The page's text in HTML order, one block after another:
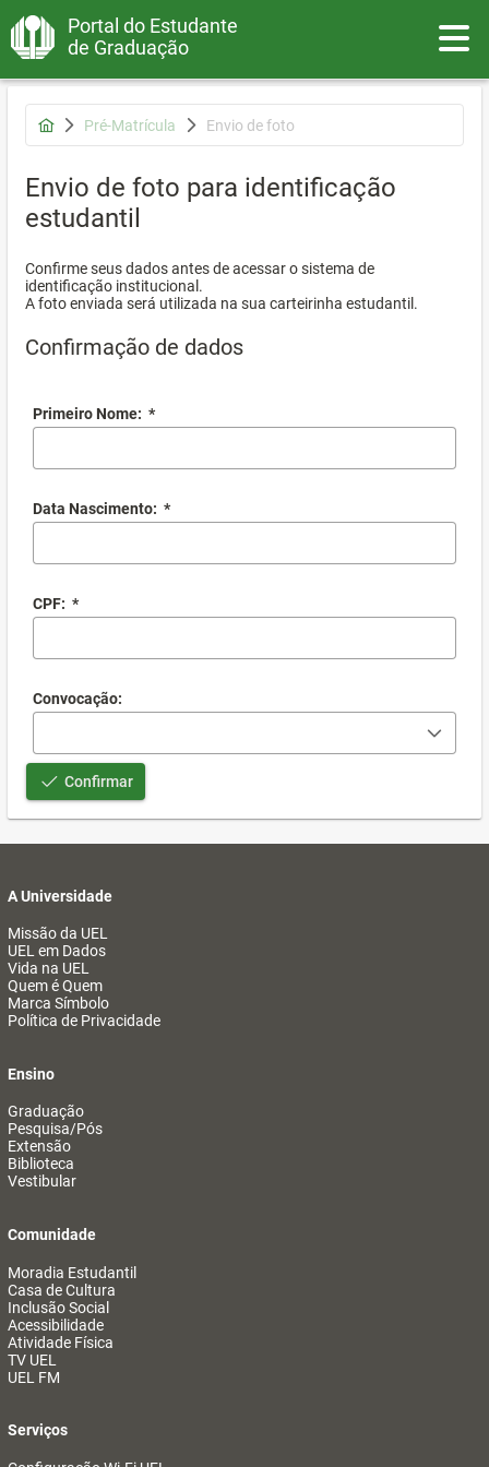
Portal do Estudante
de Graduação
Pré-Matrícula Envio de foto
Envio de foto para identificação
estudantil
Confirme seus dados antes de acessar o sistema de
identificação institucional.
A foto enviada será utilizada na sua carteirinha estudantil.
Confirmação de dados
Primeiro Nome: *
Data Nascimento: *
CPF: *
Convocação:
Confirmar
A Universidade
Missão da UEL
UEL em Dados
Vida na UEL
Quem é Quem
Marca Símbolo
Política de Privacidade
Ensino
Graduação
Pesquisa/Pós
Extensão
Biblioteca
Vestibular
Comunidade
Moradia Estudantil
Casa de Cultura
Inclusão Social
Acessibilidade
Atividade Física
TV UEL
UEL FM
Serviços